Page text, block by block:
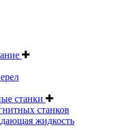
станки
станков
жидкость